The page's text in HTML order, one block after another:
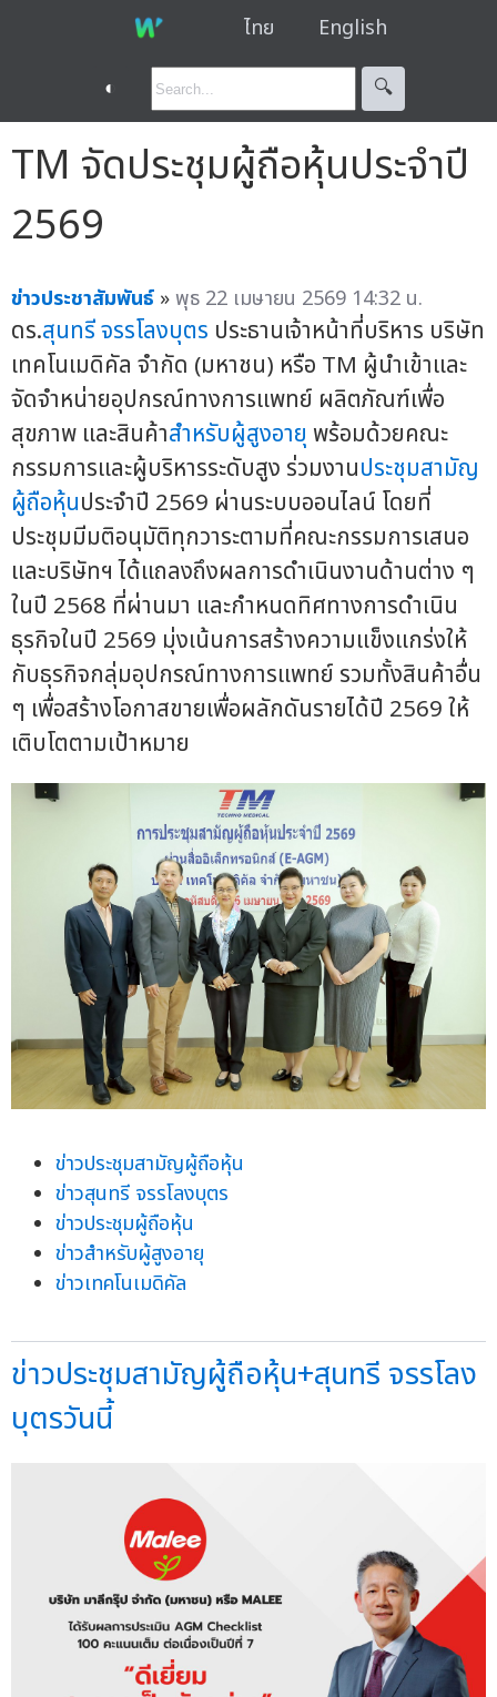
ไทย English
◐ 🔍︎
TM จัดประชุมผู้ถือหุ้นประจำปี
2569
ข่าวประชาสัมพันธ์ »พุธ 22 เมษายน 2569 14:32 น.
ดร.สุนทรี จรรโลงบุตร ประธานเจ้าหน้าที่บริหาร บริษัท
เทคโนเมดิคัล จำกัด (มหาชน) หรือ TM ผู้นำเข้าและ
จัดจำหน่ายอุปกรณ์ทางการแพทย์ ผลิตภัณฑ์เพื่อ
สุขภาพ และสินค้าสำหรับผู้สูงอายุ พร้อมด้วยคณะ
กรรมการและผู้บริหารระดับสูง ร่วมงานประชุมสามัญ
ผู้ถือหุ้นประจำปี 2569 ผ่านระบบออนไลน์ โดยที่
ประชุมมีมติอนุมัติทุกวาระตามที่คณะกรรมการเสนอ
และบริษัทฯ ได้แถลงถึงผลการดำเนินงานด้านต่าง ๆ
ในปี 2568 ที่ผ่านมา และกำหนดทิศทางการดำเนิน
ธุรกิจในปี 2569 มุ่งเน้นการสร้างความแข็งแกร่งให้
กับธุรกิจกลุ่มอุปกรณ์ทางการแพทย์ รวมทั้งสินค้าอื่น
ๆ เพื่อสร้างโอกาสขายเพื่อผลักดันรายได้ปี 2569 ให้
เติบโตตามเป้าหมาย
ข่าวประชุมสามัญผู้ถือหุ้น
ข่าวสุนทรี จรรโลงบุตร
ข่าวประชุมผู้ถือหุ้น
ข่าวสำหรับผู้สูงอายุ
ข่าวเทคโนเมดิคัล
ข่าวประชุมสามัญผู้ถือหุ้น+สุนทรี จรรโลง
บุตรวันนี้